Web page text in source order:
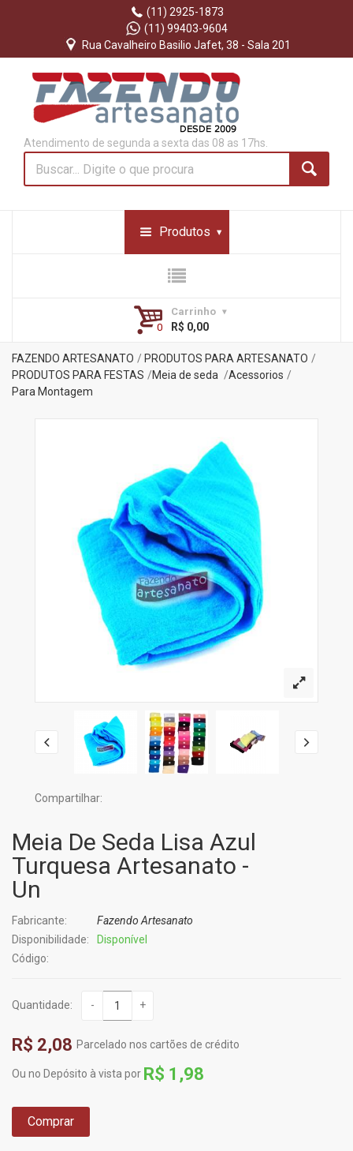
(11) 2925-1873
(11) 99403-9604
Rua Cavalheiro Basilio Jafet, 38 - Sala 201
Atendimento de segunda a sexta das 08 as 17hs.
Produtos
Carrinho
R$ 0,00
FAZENDO ARTESANATO
PRODUTOS PARA ARTESANATO
PRODUTOS PARA FESTAS
Meia de seda
Acessorios
Para Montagem
Compartilhar:
Meia De Seda Lisa Azul
Turquesa Artesanato -
Un
Fabricante:
Fazendo Artesanato
Disponibilidade:
Disponível
Código:
Quantidade: - +
R$ 2,08 Parcelado nos cartões de crédito
Ou no Depósito à vista por R$ 1,98
Comprar